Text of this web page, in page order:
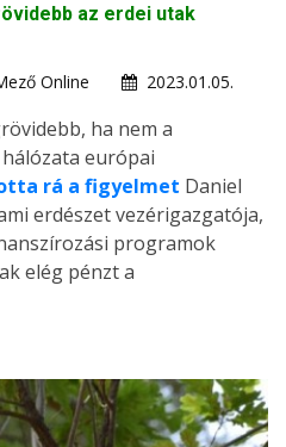
az erdei utak
Online
2023.01.05.
ha nem a
európai
rá a figyelmet Daniel
erdészet vezérigazgatója,
programok
elég pénzt a